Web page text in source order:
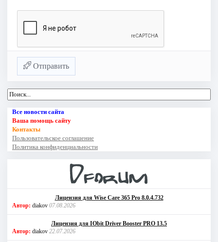
Отправить
Все новости сайта
Ваша помощь сайту
Контакты
Пользовательское соглашение
Политика конфиденциальности
Лицензия для Wise Care 365 Pro 8.0.4.732
Автор: diakov 07.08.2026
Лицензия для IObit Driver Booster PRO 13.5
Автор: diakov 22.07.2026